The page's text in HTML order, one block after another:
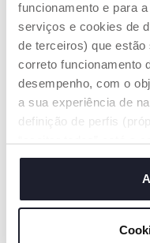
funcionamento e para
serviços e cookies de
de terceiros) que
correto funcionamento
desempenho, com o
a sua experiência de
definição de perfis
cookies. Se quiser
consentimento de
"mostrar detalhes". Ao
são necessários e
Prato Heart em silicone
com ventosa
€ 16,99
ADICIONAR
PROMOÇÃO